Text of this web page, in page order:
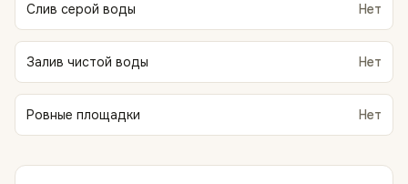
Слив серой воды Нет
Залив чистой воды Нет
Ровные площадки Нет